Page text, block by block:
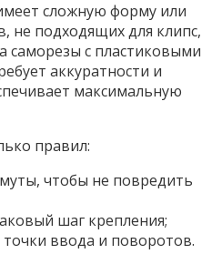
сложную форму или
не подходящих для клипс,
саморезы с пластиковыми
аккуратности и
максимальную
правил:
чтобы не повредить
шаг крепления;
ввода и поворотов.